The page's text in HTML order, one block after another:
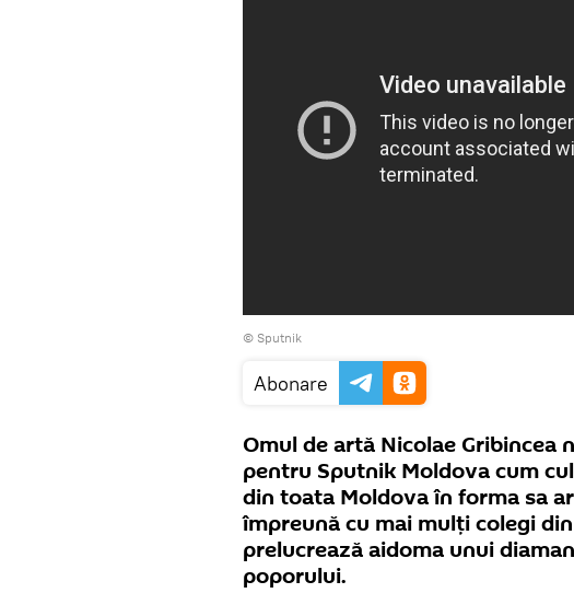
© Sputnik
Abonare
Omul de artă Nicolae
pentru Sputnik Moldova cum
din toata Moldova în forma sa
împreună cu mai mulți colegi
prelucrează aidoma unui
poporului.